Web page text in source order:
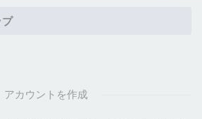
アカウントを作成